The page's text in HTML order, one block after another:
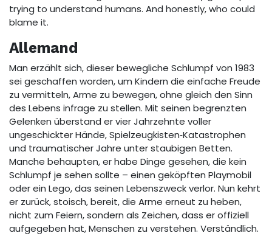
trying to understand humans. And honestly, who could
blame it.
Allemand
Man erzählt sich, dieser bewegliche Schlumpf von 1983
sei geschaffen worden, um Kindern die einfache Freude
zu vermitteln, Arme zu bewegen, ohne gleich den Sinn
des Lebens infrage zu stellen. Mit seinen begrenzten
Gelenken überstand er vier Jahrzehnte voller
ungeschickter Hände, Spielzeugkisten‑Katastrophen
und traumatischer Jahre unter staubigen Betten.
Manche behaupten, er habe Dinge gesehen, die kein
Schlumpf je sehen sollte – einen geköpften Playmobil
oder ein Lego, das seinen Lebenszweck verlor. Nun kehrt
er zurück, stoisch, bereit, die Arme erneut zu heben,
nicht zum Feiern, sondern als Zeichen, dass er offiziell
aufgegeben hat, Menschen zu verstehen. Verständlich.